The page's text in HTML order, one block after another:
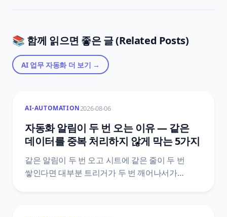
📚 함께 읽으면 좋은 글 (Related Posts)
AI 업무 자동화더 보기 →
AI-AUTOMATION2026-08-06
자동화 알림이 두 번 오는 이유 — 같은
데이터를 중복 처리하지 않게 막는 5가지
같은 알림이 두 번 오고 시트에 같은 줄이 두 번
쌓인다면 대부분 트리거가 두 번 깨어나서가